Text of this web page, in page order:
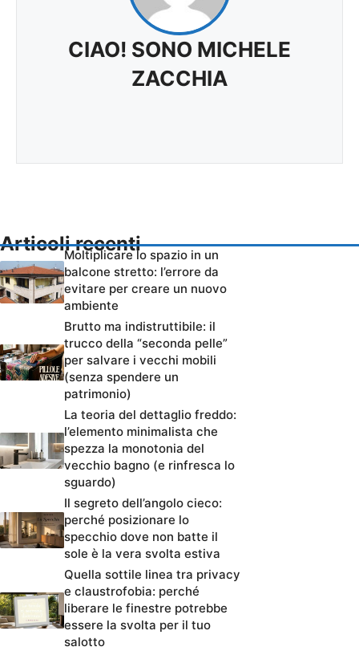
CIAO! SONO MICHELE
ZACCHIA
Articoli recenti
Moltiplicare lo spazio in un
balcone stretto: l’errore da
evitare per creare un nuovo
ambiente
Brutto ma indistruttibile: il
trucco della “seconda pelle”
per salvare i vecchi mobili
(senza spendere un
patrimonio)
La teoria del dettaglio freddo:
l’elemento minimalista che
spezza la monotonia del
vecchio bagno (e rinfresca lo
sguardo)
Il segreto dell’angolo cieco:
perché posizionare lo
specchio dove non batte il
sole è la vera svolta estiva
Quella sottile linea tra privacy
e claustrofobia: perché
liberare le finestre potrebbe
essere la svolta per il tuo
salotto